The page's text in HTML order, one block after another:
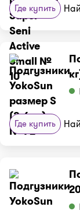
Где купить
Где купить